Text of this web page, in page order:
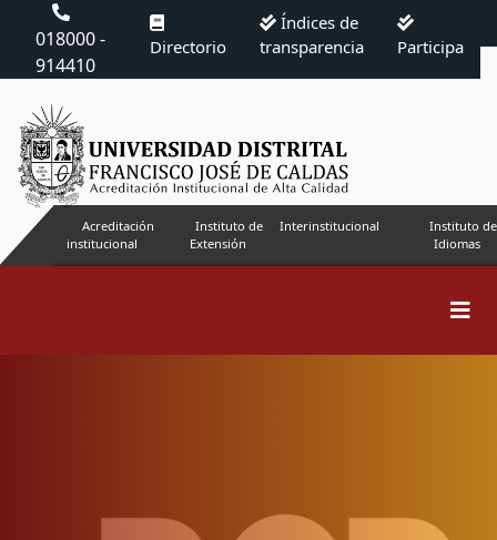
018000 -
914410
Directorio
Índices de
transparencia
Participa
Acreditación
institucional
Instituto de
Extensión
Interinstitucional
Instituto de
Idiomas